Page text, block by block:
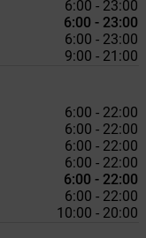
6:00 - 23:00
6:00 - 23:00
6:00 - 23:00
9:00 - 21:00
6:00 - 22:00
6:00 - 22:00
6:00 - 22:00
6:00 - 22:00
6:00 - 22:00
6:00 - 22:00
10:00 - 20:00